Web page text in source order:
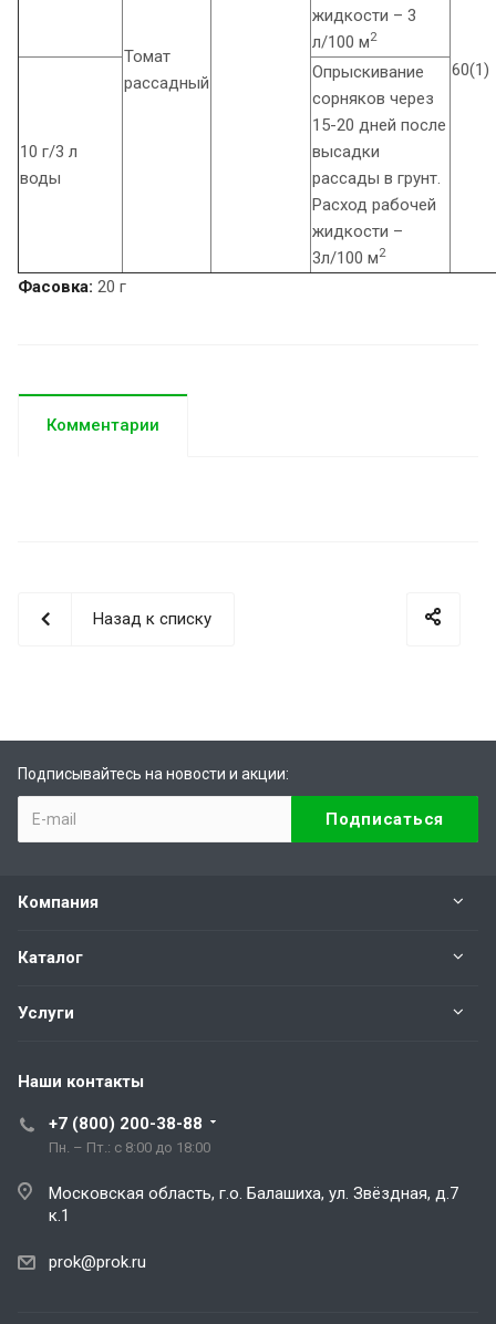
Томат
рассадный
жидкости – 3
л/100 м2
60(1)
10 г/3 л
воды
Опрыскивание
сорняков через
15-20 дней после
высадки
рассады в грунт.
Расход рабочей
жидкости –
3л/100 м2
Фасовка: 20 г
Комментарии
Назад к списку
Подписывайтесь на новости и акции:
Компания
Каталог
Услуги
Наши контакты
+7 (800) 200-38-88
Пн. – Пт.: с 8:00 до 18:00
Московская область, г.о. Балашиха, ул. Звёздная, д.7
к.1
prok@prok.ru